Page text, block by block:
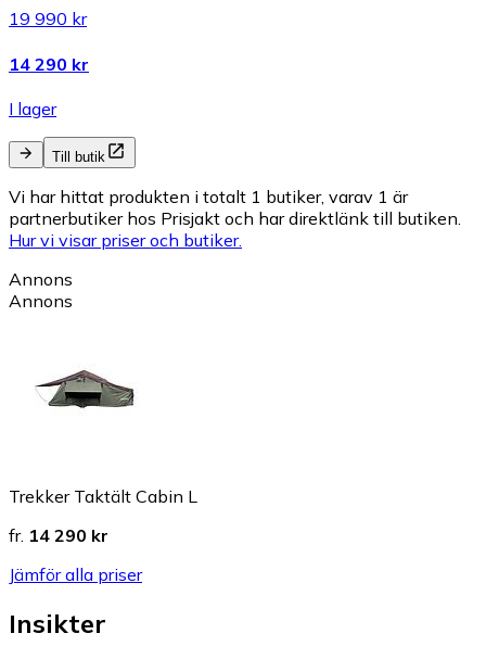
19 990 kr
14 290 kr
I lager
Till butik
Vi har hittat produkten i totalt 1 butiker, varav 1 är
partnerbutiker hos Prisjakt och har direktlänk till butiken.
Hur vi visar priser och butiker.
Annons
Annons
Trekker Taktält Cabin L
fr. 14 290 kr
Jämför alla priser
Insikter